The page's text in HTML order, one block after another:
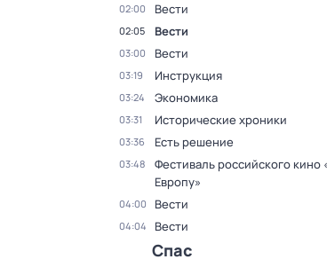
02:00 Вести
02:05 Вести
03:00 Вести
03:19 Инструкция
03:24 Экономика
03:31 Исторические хроники
03:36 Есть решение
03:48
Фестиваль российского кино
Европу»
04:00 Вести
04:04 Вести
Спас